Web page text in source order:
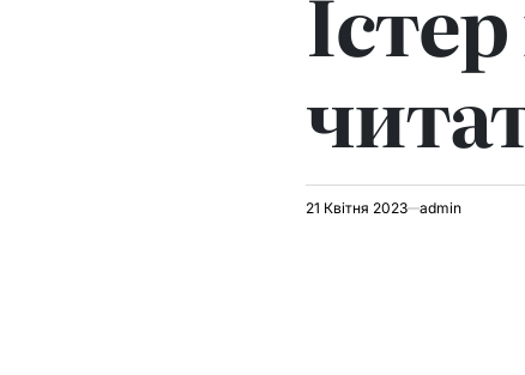
21 Квітня 2023 admin